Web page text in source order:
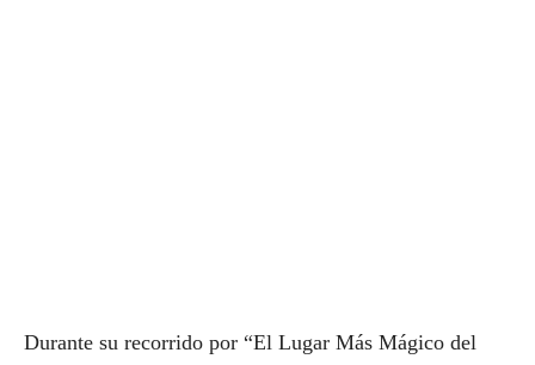
Durante su recorrido por “El Lugar Más Mágico del